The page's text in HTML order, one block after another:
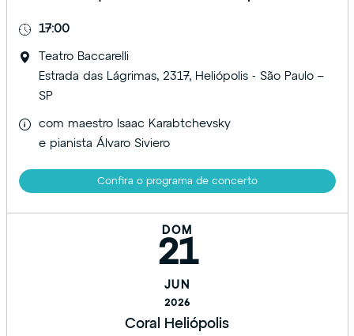
17:00
Teatro Baccarelli
Estrada das Lágrimas, 2317, Heliópolis - São Paulo –
SP
com maestro Isaac Karabtchevsky
e pianista Álvaro Siviero
Confira o programa de concerto
DOM
21
JUN
2026
Coral Heliópolis